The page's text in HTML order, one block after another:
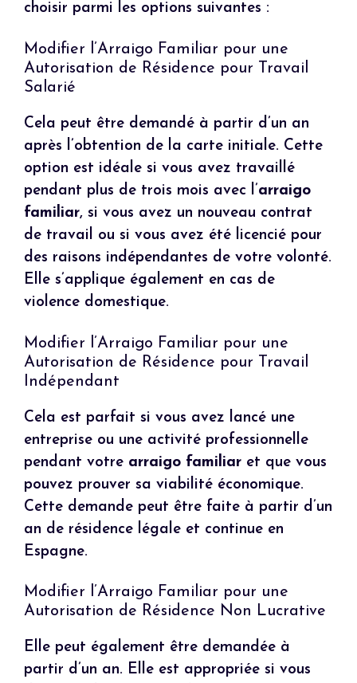
choisir parmi les options suivantes :
Modifier l’Arraigo Familiar pour une
Autorisation de Résidence pour Travail
Salarié
Cela peut être demandé à partir d’un an
après l’obtention de la carte initiale. Cette
option est idéale si vous avez travaillé
pendant plus de trois mois avec l’arraigo
familiar, si vous avez un nouveau contrat
de travail ou si vous avez été licencié pour
des raisons indépendantes de votre volonté.
Elle s’applique également en cas de
violence domestique.
Modifier l’Arraigo Familiar pour une
Autorisation de Résidence pour Travail
Indépendant
Cela est parfait si vous avez lancé une
entreprise ou une activité professionnelle
pendant votre arraigo familiar et que vous
pouvez prouver sa viabilité économique.
Cette demande peut être faite à partir d’un
an de résidence légale et continue en
Espagne.
Modifier l’Arraigo Familiar pour une
Autorisation de Résidence Non Lucrative
Elle peut également être demandée à
partir d’un an. Elle est appropriée si vous